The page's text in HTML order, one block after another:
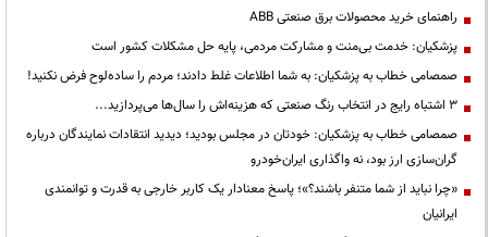
راهنمای خرید محصولات برق صنعتی ABB
پزشکیان: خدمت بی‌منت و مشارکت مردمی، پایه حل مشکلات کشور است
صمصامی خطاب به پزشکیان: به شما اطلاعات غلط دادند؛ مردم را ساده‌لوح فرض نکنید!
3 اشتباه رایج در انتخاب رنگ صنعتی که هزینه‌اش را سال‌ها می‌پردازید...
صمصامی خطاب به پزشکیان: خودتان در مجلس بودید؛ دیدید انتقادات نمایندگان درباره
گران‌سازی ارز بود، نه واگذاری ایران‌خودرو
«چرا نباید از شما متنفر باشند؟»؛ پاسخ معنادار یک کاربر خارجی به قدرت و توانمندی
ایرانیان